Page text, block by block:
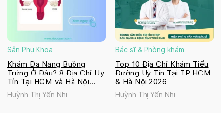
Sản Phụ Khoa
Khám Đa Nang Buồng
Trứng Ở Đâu? 8 Địa Chỉ Uy
Tín Tại HCM và Hà Nội
2026
Huỳnh Thị Yến Nhi
Bác sĩ & Phòng khám
Top 10 Địa Chỉ Khám Tiểu
Đường Uy Tín Tại TP.HCM
& Hà Nội 2026
Huỳnh Thị Yến Nhi